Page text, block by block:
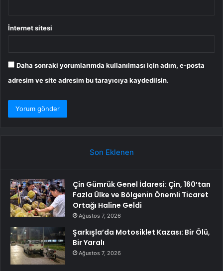
İnternet sitesi
Daha sonraki yorumlarımda kullanılması için adım, e-posta
adresim ve site adresim bu tarayıcıya kaydedilsin.
Son Eklenen
Çin Gümrük Genel İdaresi: Çin, 160’tan
Fazla Ülke ve Bölgenin Önemli Ticaret
Ortağı Haline Geldi
Ağustos 7, 2026
Şarkışla’da Motosiklet Kazası: Bir Ölü,
Bir Yaralı
Ağustos 7, 2026